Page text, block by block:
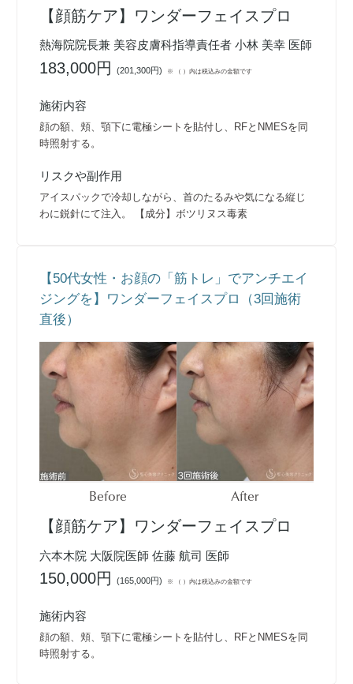
【顔筋ケア】ワンダーフェイスプロ
熱海院院長兼 美容皮膚科指導責任者 小林 美幸 医師
183,000円(201,300円) ※ （ ）内は税込みの金額です
施術内容
顔の額、頬、顎下に電極シートを貼付し、RFとNMESを同
時照射する。
リスクや副作用
アイスパックで冷却しながら、首のたるみや気になる縦じ
わに鋭針にて注入。 【成分】ボツリヌス毒素
【50代女性・お顔の「筋トレ」でアンチエイ
ジングを】ワンダーフェイスプロ（3回施術
直後）
Before After
【顔筋ケア】ワンダーフェイスプロ
六本木院 大阪院医師 佐藤 航司 医師
150,000円(165,000円) ※ （ ）内は税込みの金額です
施術内容
顔の額、頬、顎下に電極シートを貼付し、RFとNMESを同
時照射する。